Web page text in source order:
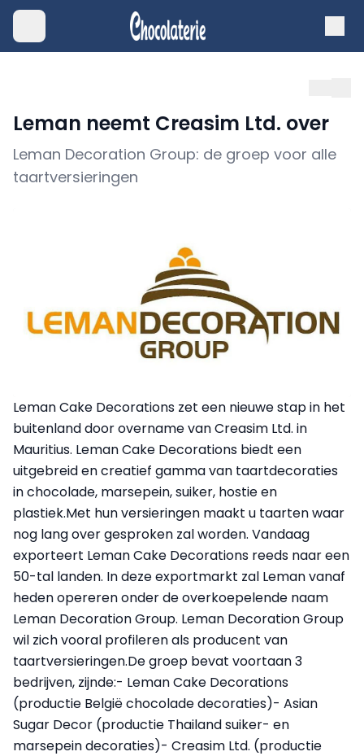
Leman neemt Creasim Ltd. over
Leman Decoration Group: de groep voor alle
taartversieringen
Leman Cake Decorations zet een nieuwe stap in het
buitenland door overname van Creasim Ltd. in
Mauritius. Leman Cake Decorations biedt een
uitgebreid en creatief gamma van taartdecoraties
in chocolade, marsepein, suiker, hostie en
plastiek.Met hun versieringen maakt u taarten waar
nog lang over gesproken zal worden. Vandaag
exporteert Leman Cake Decorations reeds naar een
50-tal landen. In deze exportmarkt zal Leman vanaf
heden opereren onder de overkoepelende naam
Leman Decoration Group. Leman Decoration Group
wil zich vooral profileren als producent van
taartversieringen.De groep bevat voortaan 3
bedrijven, zijnde:- Leman Cake Decorations
(productie België chocolade decoraties)- Asian
Sugar Decor (productie Thailand suiker- en
marsepein decoraties)- Creasim Ltd. (productie